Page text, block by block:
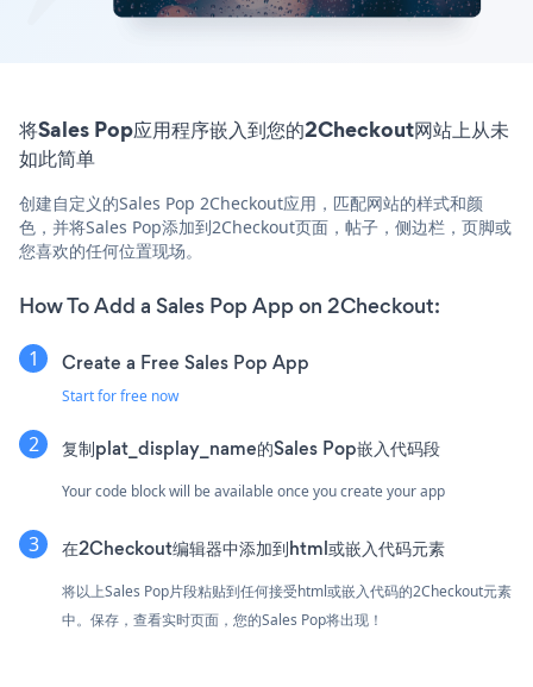
将Sales Pop应用程序嵌入到您的2Checkout网站上从未
如此简单
创建自定义的Sales Pop 2Checkout应用，匹配网站的样式和颜
色，并将Sales Pop添加到2Checkout页面，帖子，侧边栏，页脚或
您喜欢的任何位置现场。
How To Add a Sales Pop App on 2Checkout:
Create a Free Sales Pop App
Start for free now
复制plat_display_name的Sales Pop嵌入代码段
Your code block will be available once you create your app
在2Checkout编辑器中添加到html或嵌入代码元素
将以上Sales Pop片段粘贴到任何接受html或嵌入代码的2Checkout元素
中。保存，查看实时页面，您的Sales Pop将出现！